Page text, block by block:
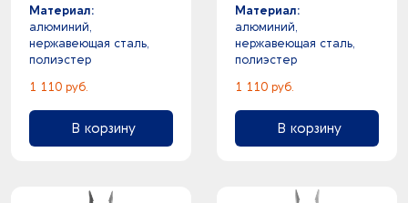
Материал:
алюминий,
нержавеющая сталь,
полиэстер
1 110 руб.
В корзину
Материал:
алюминий,
нержавеющая сталь,
полиэстер
1 110 руб.
В корзину